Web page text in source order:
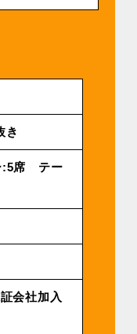
き
:5席 テー
会社加入